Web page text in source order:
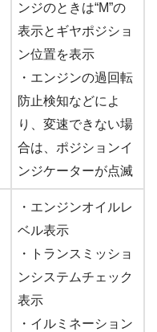
ンジのときは“M”の
表示とギヤポジショ
ン位置を表示
・エンジンの過回転
防止検知などによ
り、変速できない場
合は、ポジションイ
ンジケーターが点滅
・エンジンオイルレ
ベル表示
・トランスミッショ
ンシステムチェック
表示
・イルミネーション